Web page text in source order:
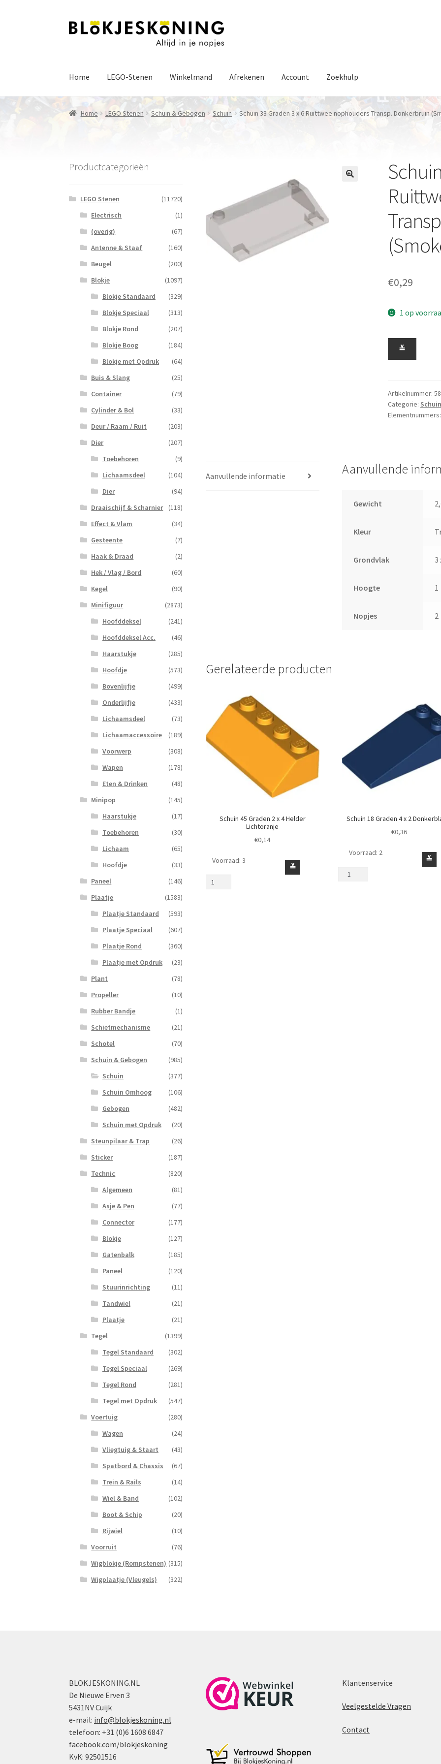
Ga
Ga
Home
LEGO-Stenen Winkelmand Afrekenen Account Zoekhulp
Home LEGO Stenen Schuin & Gebogen Schuin Schuin 33 Graden 3 x 6 Ruittwee nophouders Transp. Donkerbruin
€0,29
1 op
Schuin
x
6
Ruittwee
(Smoke)
≚
Artikelnummer:
Categorie: Schuin
Elementnummers:
Aanvullende informatie Aanvullende
Gewicht
Kleur
Grondvlak 3
Hoogte 1
Nopjes 2
Gerelateerde producten
Schuin 45 Graden 2 x 4 Helder
Lichtoranje
€0,14
Schuin
45
Graden
≚
Voorraad: 3
Schuin 18 Graden 4 x 2
€0,36
Schuin
18
Graden
≚
Voorraad: 2
Productcategorieën
LEGO Stenen
(11720)
Electrisch
(1)
(overig)
(67)
Antenne & Staaf
(160)
Beugel
(200)
Blokje
(1097)
Blokje Standaard
(329)
Blokje Speciaal
(313)
Blokje Rond
(207)
Blokje Boog
(184)
Blokje met Opdruk
(64)
Buis & Slang
(25)
Container
(79)
Cylinder & Bol
(33)
Deur / Raam / Ruit
(203)
Dier
(207)
Toebehoren
(9)
Lichaamsdeel
(104)
Dier
(94)
Draaischijf & Scharnier
(118)
Effect & Vlam
(34)
Gesteente
(7)
Haak & Draad
(2)
Hek / Vlag / Bord
(60)
Kegel
(90)
Minifiguur
(2873)
Hoofddeksel
(241)
Hoofddeksel Acc.
(46)
Haarstukje
(285)
Hoofdje
(573)
Bovenlijfje
(499)
Onderlijfje
(433)
Lichaamsdeel
(73)
Lichaamaccessoire
(189)
Voorwerp
(308)
Wapen
(178)
Eten & Drinken
(48)
Minipop
(145)
Haarstukje
(17)
Toebehoren
(30)
Lichaam
(65)
Hoofdje
(33)
Paneel
(146)
Plaatje
(1583)
Plaatje Standaard
(593)
Plaatje Speciaal
(607)
Plaatje Rond
(360)
Plaatje met Opdruk
(23)
Plant
(78)
Propeller
(10)
Rubber Bandje
(1)
Schietmechanisme
(21)
Schotel
(70)
Schuin & Gebogen
(985)
Schuin
(377)
Schuin Omhoog
(106)
Gebogen
(482)
Schuin met Opdruk
(20)
Steunpilaar & Trap
(26)
Sticker
(187)
Technic
(820)
Algemeen
(81)
Asje & Pen
(77)
Connector
(177)
Blokje
(127)
Gatenbalk
(185)
Paneel
(120)
Stuurinrichting
(11)
Tandwiel
(21)
Plaatje
(21)
Tegel
(1399)
Tegel Standaard
(302)
Tegel Speciaal
(269)
Tegel Rond
(281)
Tegel met Opdruk
(547)
Voertuig
(280)
Wagen
(24)
Vliegtuig & Staart
(43)
Spatbord & Chassis
(67)
Trein & Rails
(14)
Wiel & Band
(102)
Boot & Schip
(20)
Rijwiel
(10)
Voorruit
(76)
Wigblokje (Rompstenen) (315)
Wigplaatje (Vleugels)
(322)
BLOKJESKONING.NL
De Nieuwe Erven 3
5431NV Cuijk
e-mail: info@blokjeskoning.nl
telefoon: +31 (0)6 1608 6847
facebook.com/blokjeskoning
KvK: 92501516
Klantenservice
Veelgestelde Vragen
Contact